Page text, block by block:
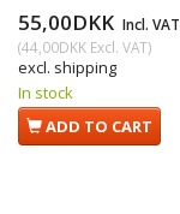
55,00DKK Incl. VAT
(44,00DKK Excl. VAT)
excl. shipping
In stock
ADD TO CART